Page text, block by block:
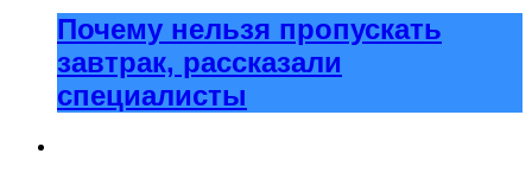
Почему нельзя пропускать
завтрак, рассказали
специалисты